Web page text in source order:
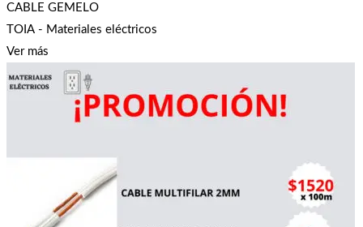
CABLE GEMELO
TOIA - Materiales eléctricos
Ver más